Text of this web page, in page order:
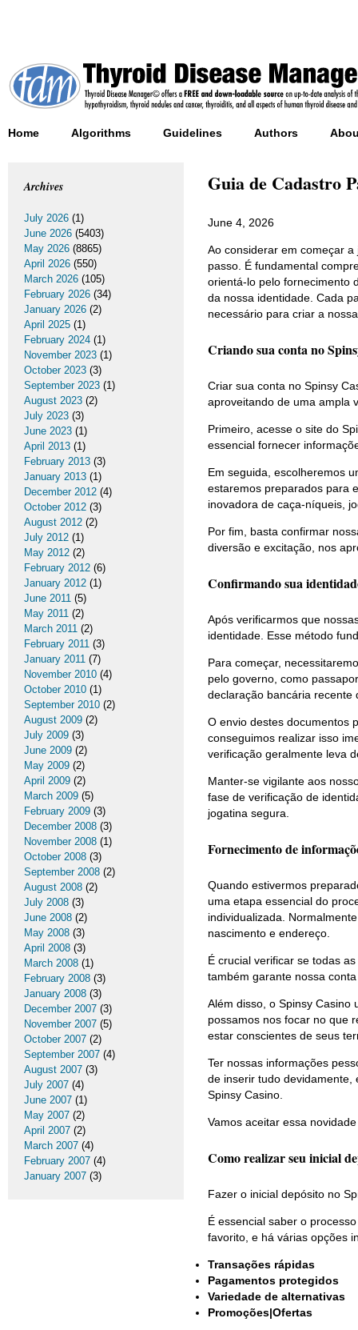
Home Algorithms Guidelines Authors
Guia de Cadastro
June 4, 2026
Ao considerar em começar
passo. É fundamental
orientá-lo pelo fornecimento
da nossa identidade. Cada
necessário para criar a
Criando sua conta no
Criar sua conta no Spinsy
aproveitando de uma ampla
Primeiro, acesse o site do
essencial fornecer
Em seguida, escolheremos
estaremos preparados para
inovadora de caça-níqueis,
Por fim, basta confirmar
diversão e excitação, nos
Confirmando sua
Após verificarmos que
identidade. Esse método
Para começar,
pelo governo, como
declaração bancária recente
O envio destes documentos
conseguimos realizar isso
verificação geralmente leva
Manter-se vigilante aos
fase de verificação de
jogatina segura.
Fornecimento de
Quando estivermos
uma etapa essencial do
individualizada.
nascimento e endereço.
É crucial verificar se todas
também garante nossa
Além disso, o Spinsy Casino
possamos nos focar no que
estar conscientes de seus
Ter nossas informações
de inserir tudo devidamente,
Spinsy Casino.
Vamos aceitar essa
Como realizar seu inicial
Fazer o inicial depósito no
É essencial saber o
favorito, e há várias opções
Transações rápidas
Pagamentos protegidos
Variedade de alternativas
Promoções|Ofertas
Archives
July 2026 (1)
June 2026 (5403)
May 2026 (8865)
April 2026 (550)
March 2026 (105)
February 2026 (34)
January 2026 (2)
April 2025 (1)
February 2024 (1)
November 2023 (1)
October 2023 (3)
September 2023 (1)
August 2023 (2)
July 2023 (3)
June 2023 (1)
April 2013 (1)
February 2013 (3)
January 2013 (1)
December 2012 (4)
October 2012 (3)
August 2012 (2)
July 2012 (1)
May 2012 (2)
February 2012 (6)
January 2012 (1)
June 2011 (5)
May 2011 (2)
March 2011 (2)
February 2011 (3)
January 2011 (7)
November 2010 (4)
October 2010 (1)
September 2010 (2)
August 2009 (2)
July 2009 (3)
June 2009 (2)
May 2009 (2)
April 2009 (2)
March 2009 (5)
February 2009 (3)
December 2008 (3)
November 2008 (1)
October 2008 (3)
September 2008 (2)
August 2008 (2)
July 2008 (3)
June 2008 (2)
May 2008 (3)
April 2008 (3)
March 2008 (1)
February 2008 (3)
January 2008 (3)
December 2007 (3)
November 2007 (5)
October 2007 (2)
September 2007 (4)
August 2007 (3)
July 2007 (4)
June 2007 (1)
May 2007 (2)
April 2007 (2)
March 2007 (4)
February 2007 (4)
January 2007 (3)